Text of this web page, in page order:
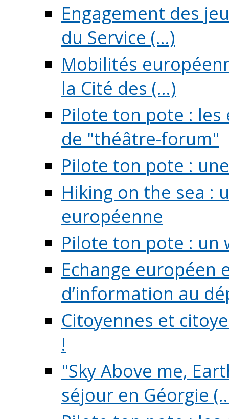
Engagement des
du Service (...)
Mobilités
la Cité des (...)
Pilote ton pote :
de "théâtre-forum"
Pilote ton pote :
Hiking on the sea :
européenne
Pilote ton pote : un
Echange européen
d’information au
Citoyennes et
!
"Sky Above me,
séjour en Géorgie